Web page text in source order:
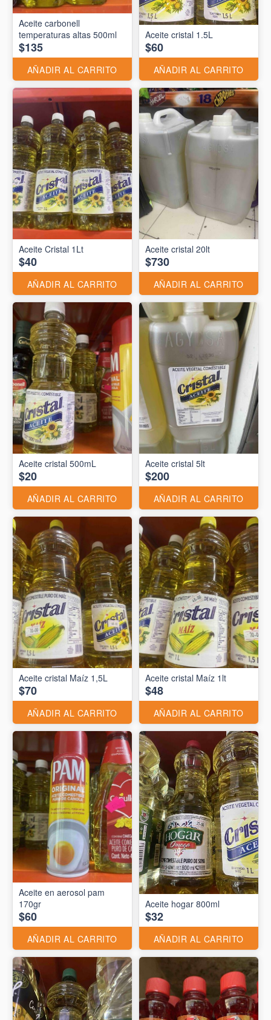
Aceite carbonell
temperaturas altas 500ml
$135
AÑADIR AL CARRITO
Aceite cristal 1.5L
$60
AÑADIR AL CARRITO
Aceite Cristal 1Lt
$40
AÑADIR AL CARRITO
Aceite cristal 20lt
$730
AÑADIR AL CARRITO
Aceite cristal 500mL
$20
AÑADIR AL CARRITO
Aceite cristal 5lt
$200
AÑADIR AL CARRITO
Aceite cristal Maíz 1,5L
$70
AÑADIR AL CARRITO
Aceite cristal Maíz 1lt
$48
AÑADIR AL CARRITO
Aceite en aerosol pam
170gr
$60
AÑADIR AL CARRITO
Aceite hogar 800ml
$32
AÑADIR AL CARRITO